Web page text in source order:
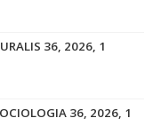
36, 2026, 1
36, 2026, 1